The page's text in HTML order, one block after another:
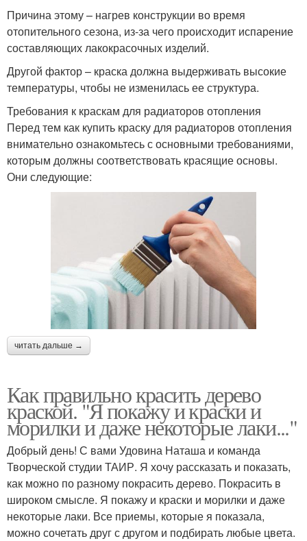
Причина этому – нагрев конструкции во время
отопительного сезона, из-за чего происходит испарение
составляющих лакокрасочных изделий.
Другой фактор – краска должна выдерживать высокие
температуры, чтобы не изменилась ее структура.
Требования к краскам для радиаторов отопления
Перед тем как купить краску для радиаторов отопления
внимательно ознакомьтесь с основными требованиями,
которым должны соответствовать красящие основы.
Они следующие:
читать дальше →
Как правильно красить дерево
краской. "Я покажу и краски и
морилки и даже некоторые лаки..."
Добрый день! С вами Удовина Наташа и команда
Творческой студии ТАИР. Я хочу рассказать и показать,
как можно по разному покрасить дерево. Покрасить в
широком смысле. Я покажу и краски и морилки и даже
некоторые лаки. Все приемы, которые я показала,
можно сочетать друг с другом и подбирать любые цвета.